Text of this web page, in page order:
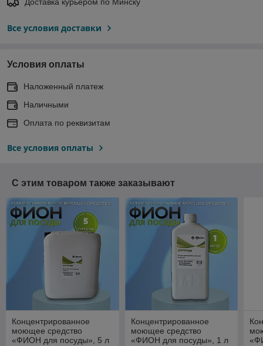
Все условия доставки
Условия оплаты
Наложенный платеж
Наличными
Оплата по реквизитам
Все условия оплаты
С этим товаром также заказывают
Концентрированное
моющее средство
«ФИОН для посуды», 5 л
Концентрированное
моющее средство
«ФИОН для посуды», 1 л